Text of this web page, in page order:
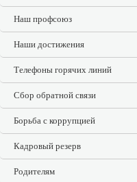
Наш профсоюз
Наши достижения
Телефоны горячих линий
Сбор обратной связи
Борьба с коррупцией
Кадровый резерв
Родителям